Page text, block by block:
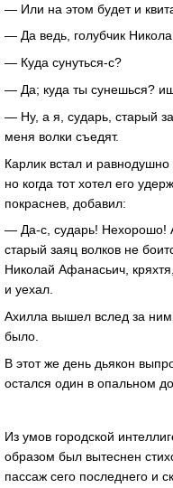
— Или на этом будет и
— Да ведь, голубчик
— Куда сунуться-с?
— Да; куда ты сунешься?
— Ну, а я, сударь, старый
меня волки съедят.
Карлик встал и
но когда тот хотел его
покраснев, добавил:
— Да-с, сударь! Нехорошо!
старый заяц волков не
Николай Афанасьич,
и уехал.
Ахилла вышел вслед за
было.
В этот же день дьякон
остался один в опальном
Из умов городской
образом был вытеснен
пассаж сего последнего и